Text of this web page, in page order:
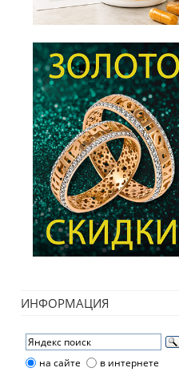
ИНФОРМАЦИЯ
на сайте в интернете